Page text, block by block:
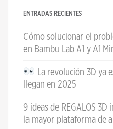
ENTRADAS RECIENTES
Cómo solucionar el
en Bambu Lab A1 y A1
La revolución 3D ya
llegan en 2025
9 ideas de REGALOS
la mayor plataforma de